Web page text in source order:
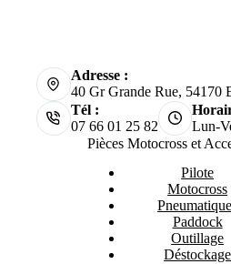
Adresse :
40 Gr Grande Rue, 54170
Tél :
07 66 01 25 82
Lun-
Pièces Motocross et
Pilote
Motocross
Paddock
Outillage
Déstockage